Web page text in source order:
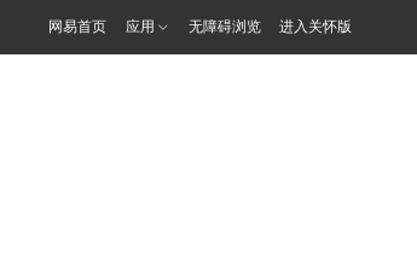
网易首页 应用 无障碍浏览 进入关怀版